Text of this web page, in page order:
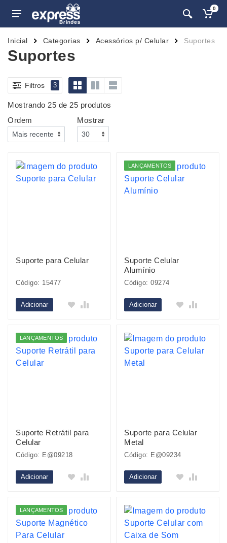
0
Inicial Categorias Acessórios p/ Celular Suportes
Suportes
Filtros 3
Mostrando 25 de 25 produtos
Ordem
Mostrar
Suporte para Celular
Código: 15477
Adicionar
LANÇAMENTOS
Suporte Celular
Alumínio
Código: 09274
Adicionar
LANÇAMENTOS
Suporte Retrátil para
Celular
Código: E@09218
Adicionar
Suporte para Celular
Metal
Código: E@09234
Adicionar
LANÇAMENTOS